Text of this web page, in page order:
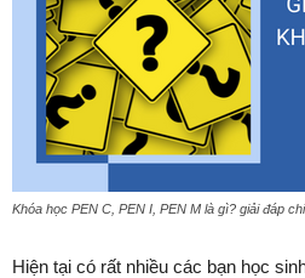
Khóa học PEN C, PEN I, PEN M là gì? giải đáp
Hiện tại có rất nhiều các bạn học